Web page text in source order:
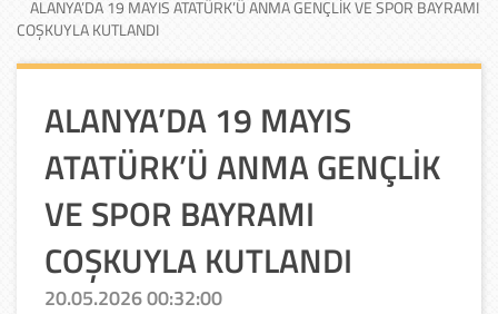
ALANYA’DA 19 MAYIS ATATÜRK’Ü ANMA GENÇLİK VE SPOR BAYRAMI
COŞKUYLA KUTLANDI
ALANYA’DA 19 MAYIS
ATATÜRK’Ü ANMA GENÇLİK
VE SPOR BAYRAMI
COŞKUYLA KUTLANDI
20.05.2026 00:32:00